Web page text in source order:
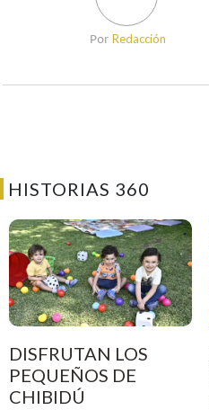
Por Redacción
HISTORIAS 360
DISFRUTAN LOS
PEQUEÑOS DE
CHIBIDÚ